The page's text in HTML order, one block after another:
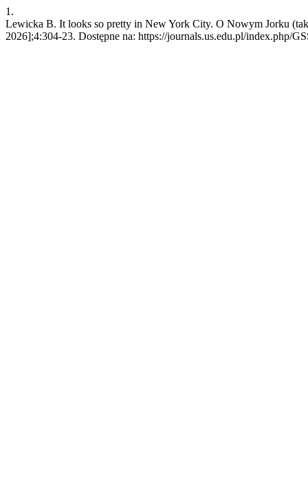
1.
Lewicka B. It looks so pretty in New York City. O Nowym Jorku
2026];4:304-23. Dostępne na: https://journals.us.edu.pl/index.php/